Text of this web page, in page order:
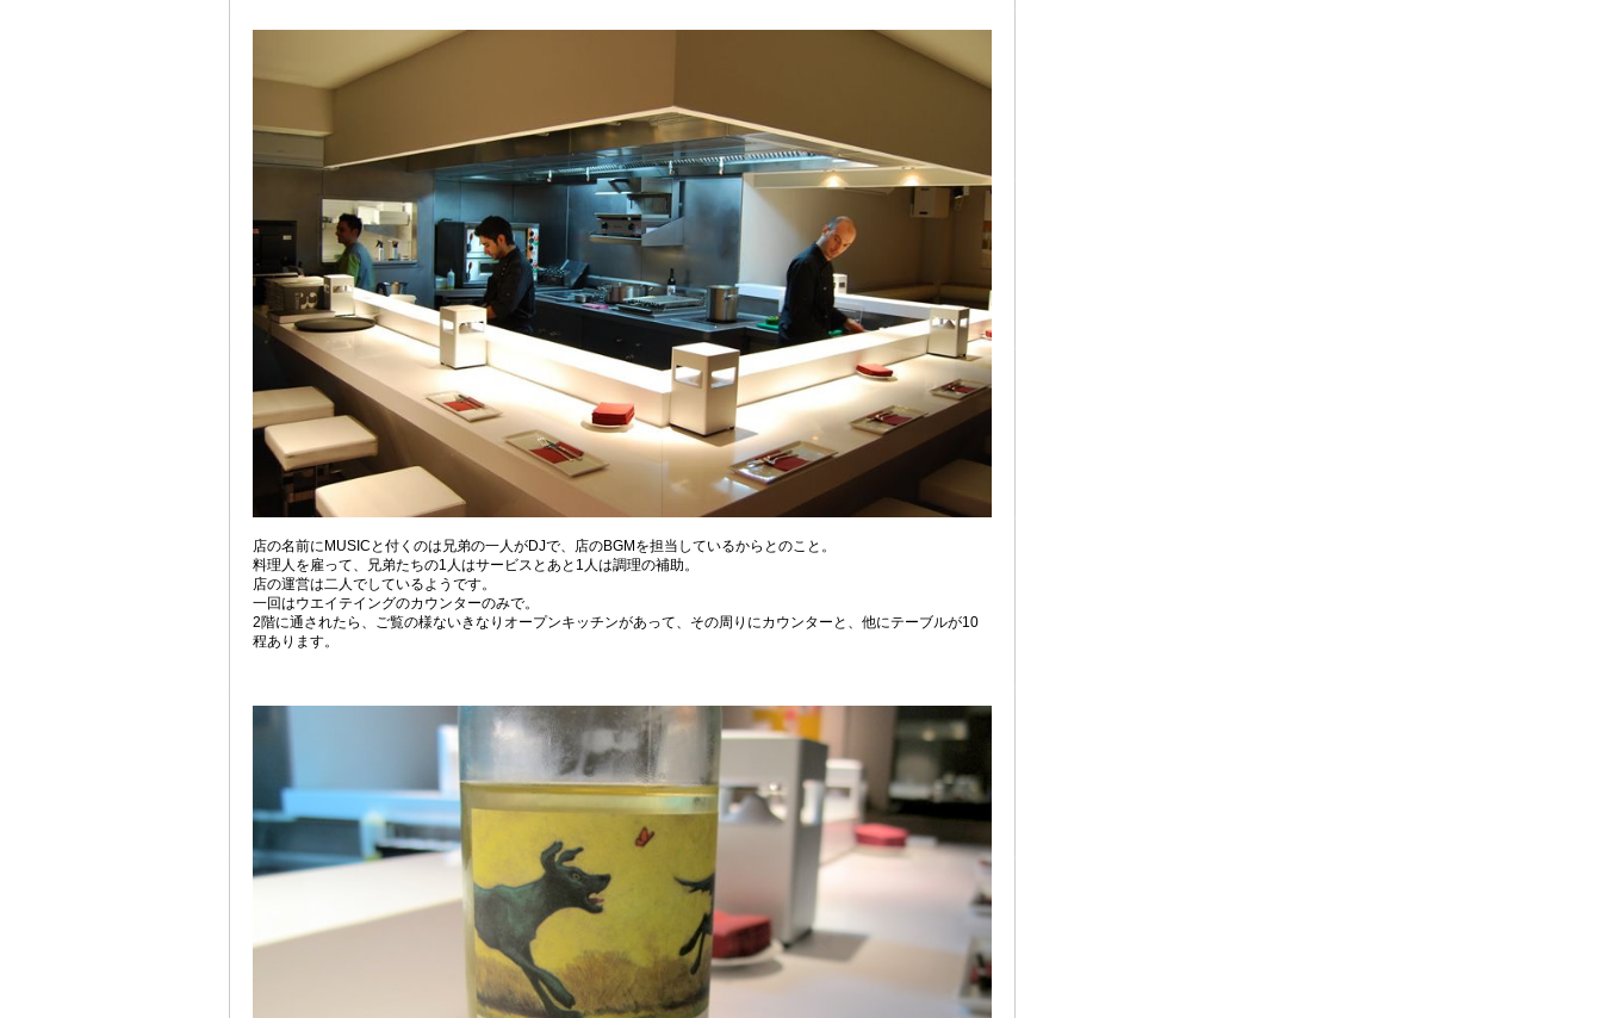
店の名前にMUSICと付くのは兄弟の一人がDJで、店のBGMを担当しているからとのこと。
料理人を雇って、兄弟たちの1人はサービスとあと1人は調理の補助。
店の運営は二人でしているようです。
一回はウエイテイングのカウンターのみで。
2階に通されたら、ご覧の様ないきなりオープンキッチンがあって、その周りにカウンターと、他にテーブルが10
程あります。